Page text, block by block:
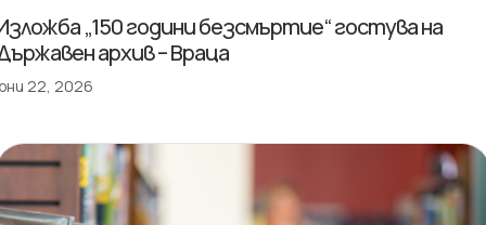
„150 години безсмъртие“ гостува на
архив – Враца
22, 2026